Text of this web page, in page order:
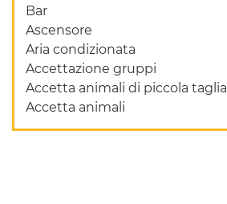
Bar
Ascensore
Aria condizionata
Accettazione gruppi
Accetta animali di piccola taglia
Accetta animali